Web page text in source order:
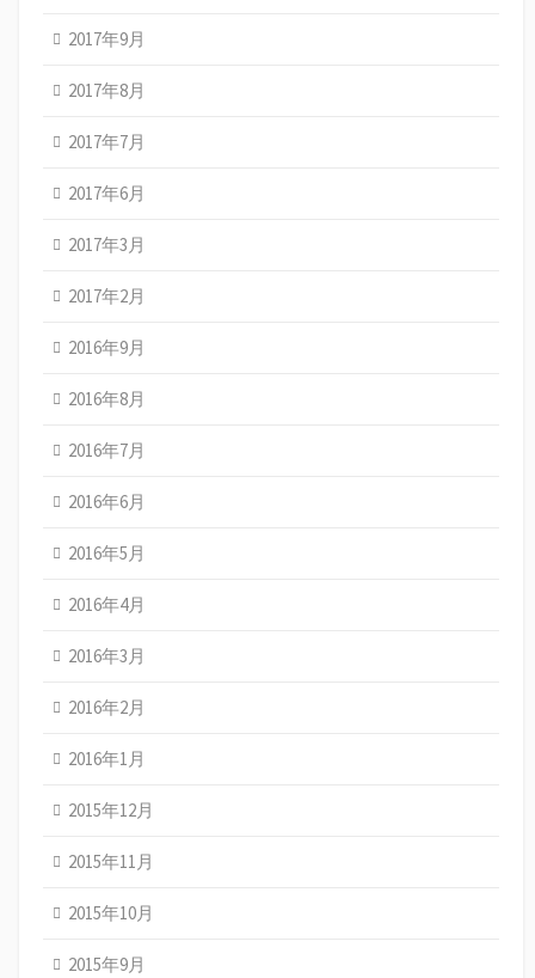
2017年9月
2017年8月
2017年7月
2017年6月
2017年3月
2017年2月
2016年9月
2016年8月
2016年7月
2016年6月
2016年5月
2016年4月
2016年3月
2016年2月
2016年1月
2015年12月
2015年11月
2015年10月
2015年9月